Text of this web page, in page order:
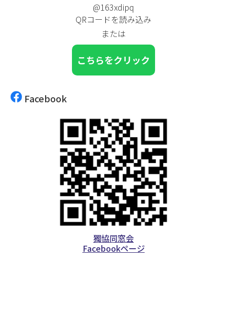
@163xdipq
QRコードを読み込み
または
こちらをクリック
Facebook
獨協同窓会
Facebookページ